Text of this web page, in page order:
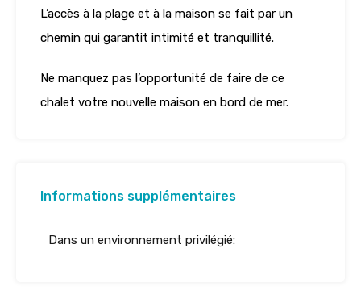
L’accès à la plage et à la maison se fait par un
chemin qui garantit intimité et tranquillité.
Ne manquez pas l’opportunité de faire de ce
chalet votre nouvelle maison en bord de mer.
Informations supplémentaires
Dans un environnement privilégié: